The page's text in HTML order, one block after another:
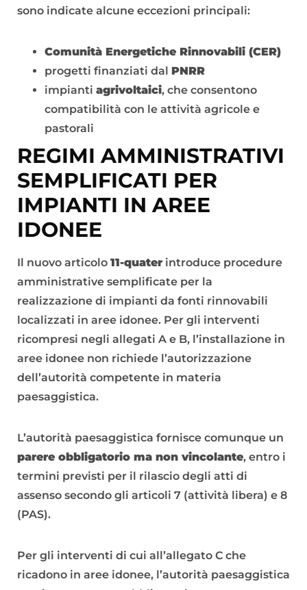
sono indicate alcune eccezioni principali:
Comunità Energetiche Rinnovabili (CER)
progetti finanziati dal PNRR
impianti agrivoltaici, che consentono
compatibilità con le attività agricole e
pastorali
REGIMI AMMINISTRATIVI
SEMPLIFICATI PER
IMPIANTI IN AREE
IDONEE
Il nuovo articolo 11-quater introduce procedure
amministrative semplificate per la
realizzazione di impianti da fonti rinnovabili
localizzati in aree idonee. Per gli interventi
ricompresi negli allegati A e B, l’installazione in
aree idonee non richiede l’autorizzazione
dell’autorità competente in materia
paesaggistica.
L’autorità paesaggistica fornisce comunque un
parere obbligatorio ma non vincolante, entro i
termini previsti per il rilascio degli atti di
assenso secondo gli articoli 7 (attività libera) e 8
(PAS).
Per gli interventi di cui all’allegato C che
ricadono in aree idonee, l’autorità paesaggistica